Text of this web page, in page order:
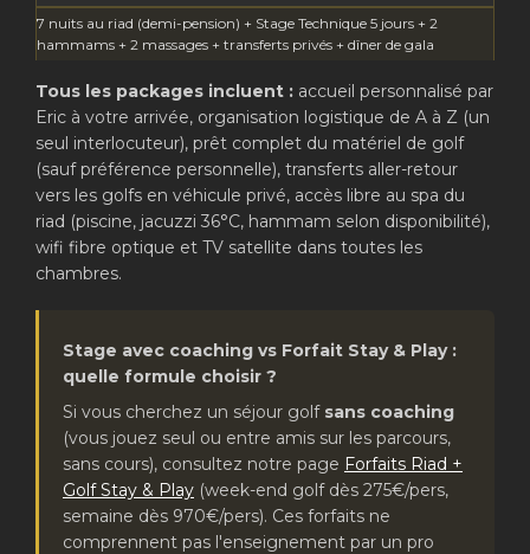
7 nuits au riad (demi-pension) + Stage Technique 5 jours + 2
hammams + 2 massages + transferts privés + dîner de gala
Tous les packages incluent : accueil personnalisé par
Eric à votre arrivée, organisation logistique de A à Z (un
seul interlocuteur), prêt complet du matériel de golf
(sauf préférence personnelle), transferts aller-retour
vers les golfs en véhicule privé, accès libre au spa du
riad (piscine, jacuzzi 36°C, hammam selon disponibilité),
wifi fibre optique et TV satellite dans toutes les
chambres.
Stage avec coaching vs Forfait Stay & Play :
quelle formule choisir ?
Si vous cherchez un séjour golf sans coaching
(vous jouez seul ou entre amis sur les parcours,
sans cours), consultez notre page Forfaits Riad +
Golf Stay & Play (week-end golf dès 275€/pers,
semaine dès 970€/pers). Ces forfaits ne
comprennent pas l'enseignement par un pro